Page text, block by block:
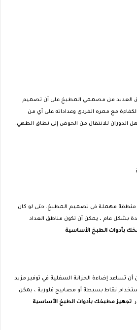
العديد من مصممي المطبخ على أن تصميم
مع ممره الفردي وعداداته على أي من
الدوران للانتقال من الحوض إلى نطاق الطهي.
منطقة مهملة في تصميم المطبخ. حتى لو كان
بشكل عام ، يمكن أن تكون مناطق العداد
بأدوات الطبخ الأساسية
تساعد إضاءة الخزانة السفلية في توفير مزيد
نقاط بسيطة أو مصابيح فلورية ، يمكن
تجهيز مطبخك بأدوات الطبخ الأساسية